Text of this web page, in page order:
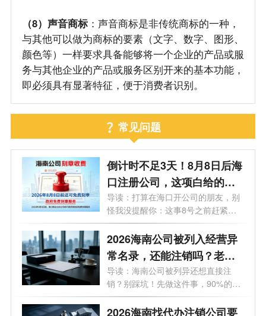
（8）声音商标：声音商标是非传统商标的一种，
与其他可以做为商标的要素（文字、数字、图形、
颜色等）一样要求具备能够将一个企业的产品或服
务与其他企业的产品或服务区别开来的基本功能，
即必须具有显著特征，便于消费者识别。
常见问题
倒计时不足3天！8月8日后海
口注册公司，这项白给的福
利永远没了
导读：打算在海口开公司的朋友，别
怪我没提醒你：这事8号之前赶紧
办！倒...
2026海南公司被列入经营异
常名录，还能注销吗？老板
必看的自救指南！
导读：海南公司被列异还想直接注
销？别踩坑！先做这件事，90%的老
板都不知...
2026海南找代办注销公司要